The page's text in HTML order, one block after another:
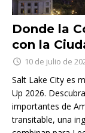
Donde la
con la
10 de julio de
Salt Lake City es
Up 2026.
importantes de
transitable, una